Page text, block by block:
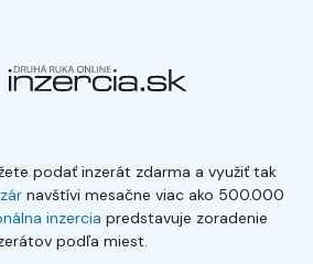
podať inzerát zdarma a využiť tak
navštívi mesačne viac ako 500.000
inzercia predstavuje zoradenie
podľa miest.